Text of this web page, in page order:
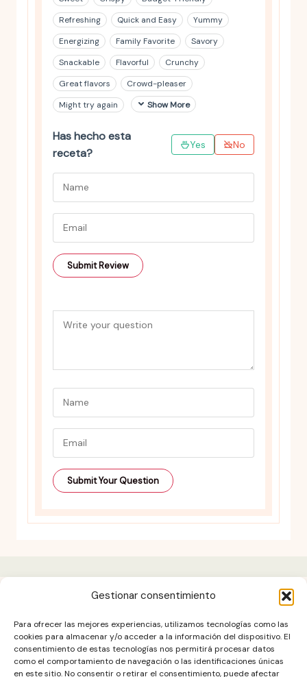
Gestionar consentimiento
Para ofrecer las mejores experiencias, utilizamos tecnologías como las
cookies para almacenar y/o acceder a la información del dispositivo. El
consentimiento de estas tecnologías nos permitirá procesar datos
como el comportamiento de navegación o las identificaciones únicas
en este sitio. No consentir o retirar el consentimiento, puede afectar
Refreshing
Quick and Easy
Yummy
Energizing
Family Favorite
Savory
Snackable
Flavorful
Crunchy
Great flavors
Crowd-pleaser
Might try again
Show More
Has hecho esta
receta?
Yes No
Aviso legal
Contacto
DESCARGO DE RESPONSABILIDAD
Política de cookies (UE)